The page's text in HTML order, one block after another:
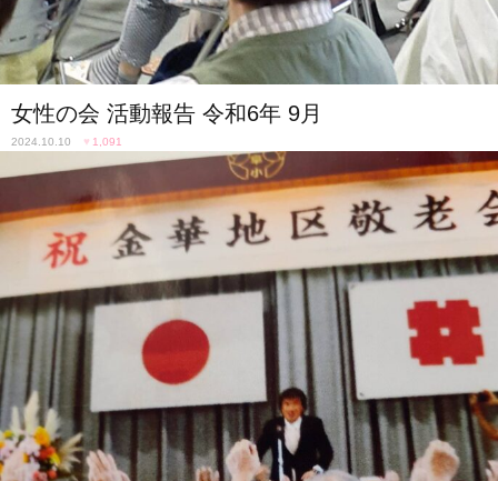
女性の会 活動報告 令和6年 9月
2024.10.10 ♥ 1,091